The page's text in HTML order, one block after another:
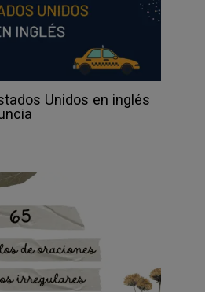
Unidos en inglés